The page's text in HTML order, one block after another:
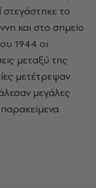
το
και στο σημείο
1944 οι
μεταξύ της
μετέτρεψαν
μεγάλες